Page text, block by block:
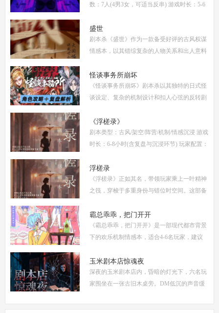
数：7人(4男3女，可适当反串) 游戏时长：5-6
《撕裂2愚者的无冕之作》玩家点评关键词：
机制
盛世
剧本杀《盛世》作为一款备受好评的古风权谋
情感本，以其错综复杂的人物关系和出人意料
供全面的复盘解析，包括角色攻略、关键线索
解
怪谈事务所崩坏
《怪谈事务所崩坏》剧本杀以其独特的日式怪
谈设定、复杂的机制设计和扣人心弦的反转剧
复盘、体验测评、新本攻略、类型时间和玩家
点
《浮槎录》
剧本类型：古风/架空/阵营/机制/情感沉浸 游戏
时长：6-8小时(含复盘与沉浸环节) 玩家配置：
别选择以增强代入感) 适合玩家：适合喜爱深
度
浮槎录
《浮槎录》正如其名，带领玩家乘上一叶精神
之筏，穿梭于多重身份与错位时空间。这部备
精密的机制设计和深刻的人性探讨，在剧本杀
圈
霸总乖乖，把门开开
《霸总乖乖，把门开开》是一部现代都市背景
下的欢乐机制情感本，适合4-6名玩家，建议
争、家族恩怨与情感纠葛，以轻松幽默的笔触
描绘了一
玉米剧本店惊魂夜
深夜的玉米剧本店内，昏暗的灯光下，六名玩
家围坐在一张古旧木桌旁。DM低沉的声音缓